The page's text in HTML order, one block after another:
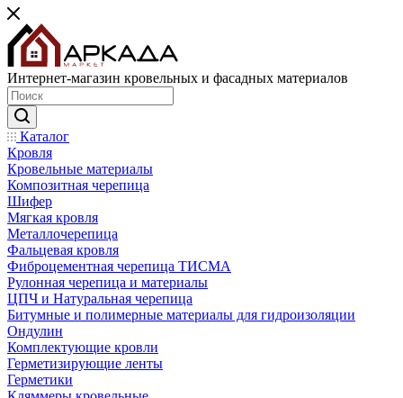
Интернет-магазин кровельных и фасадных материалов
Каталог
Кровля
Кровельные материалы
Композитная черепица
Шифер
Мягкая кровля
Металлочерепица
Фальцевая кровля
Фиброцементная черепица ТИСМА
Рулонная черепица и материалы
ЦПЧ и Натуральная черепица
Битумные и полимерные материалы для гидроизоляции
Ондулин
Комплектующие кровли
Герметизирующие ленты
Герметики